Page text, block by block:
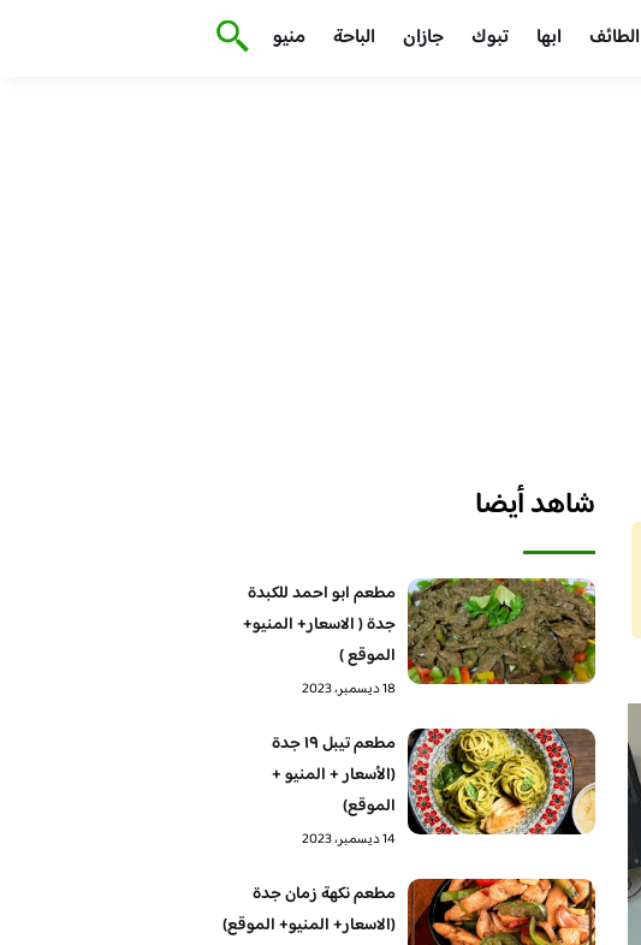
الطائف ابها تبوك جازان الباحة منيو
شاهد أيضا
مطعم ابو احمد للكبدة
جدة ( الاسعار+ المنيو+
الموقع )
18 ديسمبر، 2023
مطعم تيبل ١٩ جدة
(الأسعار + المنيو +
الموقع)
14 ديسمبر، 2023
مطعم نكهة زمان جدة
(الاسعار+ المنيو+ الموقع)